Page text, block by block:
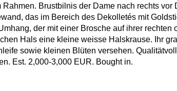
Brustbilnis der Dame nach rechts vor
das im Bereich des Dekolletés mit
der mit einer Brosche auf ihrer rechten
Hals eine kleine weisse Halskrause. Ihr
sowie kleinen Blüten versehen.
Est. 2,000-3,000 EUR. Bought in.